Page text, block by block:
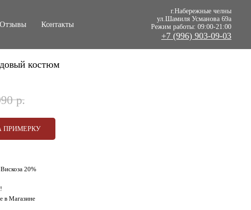
Отзывы Контакты
г.Набережные челны
ул.Шамиля Усманова 69а
Режим работы: 09:00-21:00
+7 (996) 903-09-03
костюм
р.
ПРИМЕРКУ
20%
в Магазине